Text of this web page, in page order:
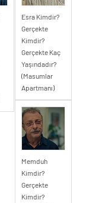
Esra Kimdir?
Gerçekte
Kimdir?
Gerçekte Kaç
Yaşındadır?
(Masumlar
Apartmanı)
Memduh
Kimdir?
Gerçekte
Kimdir?